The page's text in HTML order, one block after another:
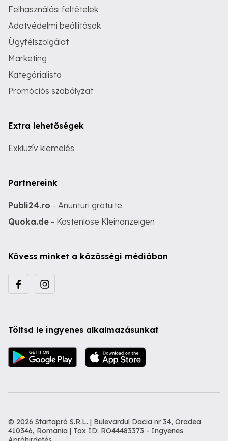
Felhasználási feltételek
Adatvédelmi beállítások
Ügyfélszolgálat
Marketing
Kategórialista
Promóciós szabályzat
Extra lehetőségek
Exkluzív kiemelés
Partnereink
Publi24.ro - Anunturi gratuite
Quoka.de - Kostenlose Kleinanzeigen
Kövess minket a közösségi médiában
Töltsd le ingyenes alkalmazásunkat
© 2026 Startapró S.R.L. | Bulevardul Dacia nr 34, Oradea
410346, Romania | Tax ID: RO44483373 - Ingyenes